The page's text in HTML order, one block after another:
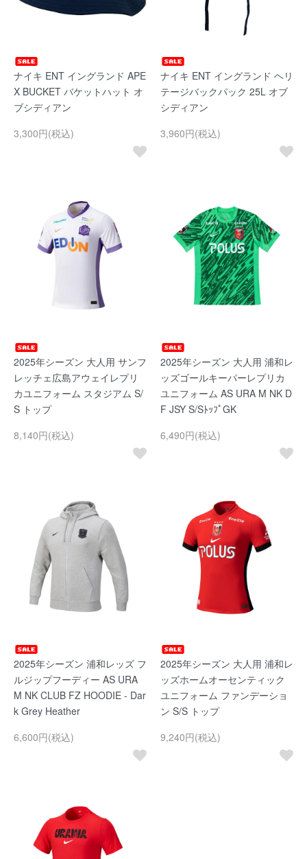
ナイキ ENT イングランド APE
X BUCKET バケットハット オ
ブシディアン
3,300円(税込)
ナイキ ENT イングランド ヘリ
テージバックパック 25L オブ
シディアン
3,960円(税込)
2025年シーズン 大人用 サンフ
レッチェ広島アウェイレプリ
カユニフォーム スタジアム S/
S トップ
8,140円(税込)
2025年シーズン 大人用 浦和レ
ッズゴールキーパーレプリカ
ユニフォーム AS URA M NK D
F JSY S/SﾄｯﾌﾟGK
6,490円(税込)
2025年シーズン 浦和レッズ フ
ルジップフーディー AS URA
M NK CLUB FZ HOODIE - Dar
k Grey Heather
6,600円(税込)
2025年シーズン 大人用 浦和レ
ッズホームオーセンティック
ユニフォーム ファンデーショ
ン S/S トップ
9,240円(税込)